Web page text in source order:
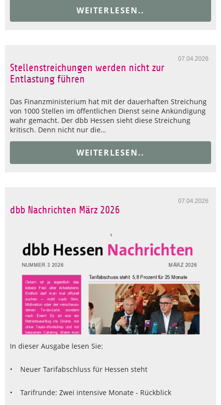
WEITERLESEN..
07.04.2026
Stellenstreichungen werden nicht zur
Entlastung führen
Das Finanzministerium hat mit der dauerhaften Streichung
von 1000 Stellen im öffentlichen Dienst seine Ankündigung
wahr gemacht. Der dbb Hessen sieht diese Streichung
kritisch. Denn nicht nur die…
WEITERLESEN..
07.04.2026
dbb Nachrichten März 2026
In dieser Ausgabe lesen Sie:
• Neuer Tarifabschluss für Hessen steht
• Tarifrunde: Zwei intensive Monate - Rückblick